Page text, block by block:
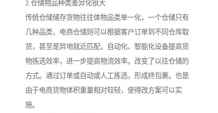
2.仓储物品种类差异化很大
传统仓储储存货物往往体物品类单一化，一个仓储只有
几种品类，电商仓储则可以根据客户订单到不同仓库取
货，甚至是异地就近匹配，自动化、智能化设备提高货
物拣选效率，进一步提高物流效率。改变了以往仓储的
方式。通过订单或自动或人工拣选，形成终包裹。也是
由于电商货物体积重量相对较轻，使得改方案可以实
施。